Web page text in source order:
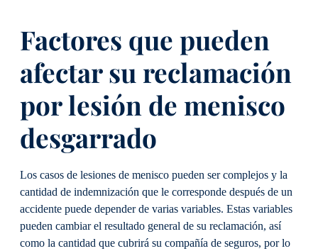
Factores que pueden
afectar su reclamación
por lesión de menisco
desgarrado
Los casos de lesiones de menisco pueden ser complejos y la
cantidad de indemnización que le corresponde después de un
accidente puede depender de varias variables. Estas variables
pueden cambiar el resultado general de su reclamación, así
como la cantidad que cubrirá su compañía de seguros, por lo